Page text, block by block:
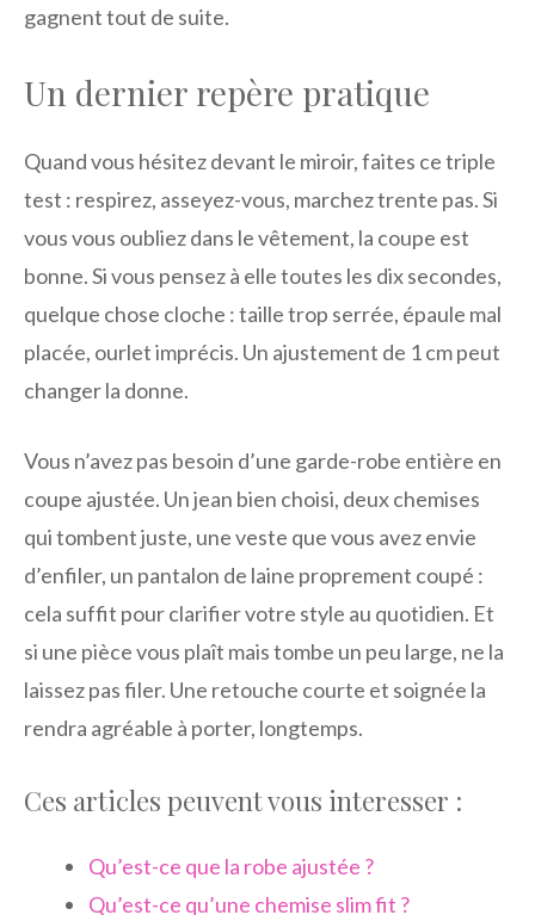
gagnent tout de suite.
Un dernier repère pratique
Quand vous hésitez devant le miroir, faites ce triple
test : respirez, asseyez-vous, marchez trente pas. Si
vous vous oubliez dans le vêtement, la coupe est
bonne. Si vous pensez à elle toutes les dix secondes,
quelque chose cloche : taille trop serrée, épaule mal
placée, ourlet imprécis. Un ajustement de 1 cm peut
changer la donne.
Vous n’avez pas besoin d’une garde-robe entière en
coupe ajustée. Un jean bien choisi, deux chemises
qui tombent juste, une veste que vous avez envie
d’enfiler, un pantalon de laine proprement coupé :
cela suffit pour clarifier votre style au quotidien. Et
si une pièce vous plaît mais tombe un peu large, ne la
laissez pas filer. Une retouche courte et soignée la
rendra agréable à porter, longtemps.
Ces articles peuvent vous interesser :
Qu’est-ce que la robe ajustée ?
Qu’est-ce qu’une chemise slim fit ?